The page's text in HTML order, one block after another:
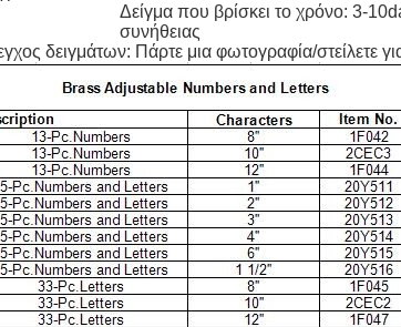
Δείγμα που βρίσκει το χρόνο: 3-
συνήθειας
δειγμάτων: Πάρτε μια φωτογραφία/στείλετε